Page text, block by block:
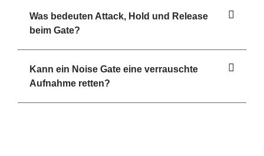
Was bedeuten Attack, Hold und Release
beim Gate?
Kann ein Noise Gate eine verrauschte
Aufnahme retten?